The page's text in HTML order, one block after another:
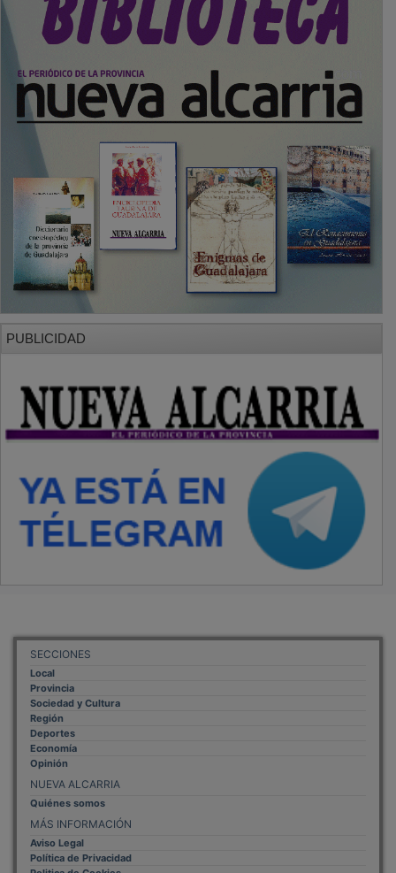
SECCIONES
Local
Provincia
Sociedad y Cultura
Región
Deportes
Economía
Opinión
NUEVA ALCARRIA
Quiénes somos
MÁS INFORMACIÓN
Aviso Legal
Política de Privacidad
Politica de Cookies